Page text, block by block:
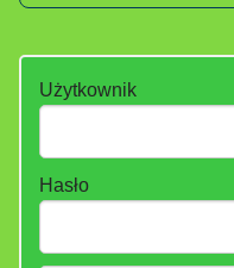
Użytkownik
Hasło